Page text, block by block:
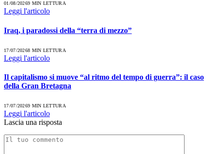
01/08/20269 MIN LETTURA
Leggi l'articolo
Iraq, i paradossi della “terra di mezzo”
17/07/20268 MIN LETTURA
Leggi l'articolo
Il capitalismo si muove “al ritmo del tempo di guerra”: il caso
della Gran Bretagna
17/07/20269 MIN LETTURA
Leggi l'articolo
Lascia una risposta